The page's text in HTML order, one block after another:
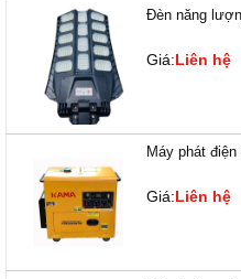
Đèn năng
Giá:Liên hệ
Máy phát
Giá:Liên hệ